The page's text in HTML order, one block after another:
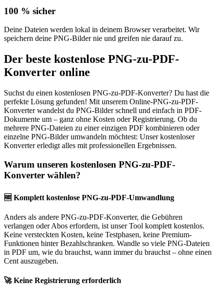
100 % sicher
Deine Dateien werden lokal in deinem Browser verarbeitet. Wir
speichern deine PNG-Bilder nie und greifen nie darauf zu.
Der beste kostenlose PNG-zu-PDF-
Konverter online
Suchst du einen kostenlosen PNG-zu-PDF-Konverter? Du hast die
perfekte Lösung gefunden! Mit unserem Online-PNG-zu-PDF-
Konverter wandelst du PNG-Bilder schnell und einfach in PDF-
Dokumente um – ganz ohne Kosten oder Registrierung. Ob du
mehrere PNG-Dateien zu einer einzigen PDF kombinieren oder
einzelne PNG-Bilder umwandeln möchtest: Unser kostenloser
Konverter erledigt alles mit professionellen Ergebnissen.
Warum unseren kostenlosen PNG-zu-PDF-
Konverter wählen?
🆓 Komplett kostenlose PNG-zu-PDF-Umwandlung
Anders als andere PNG-zu-PDF-Konverter, die Gebühren
verlangen oder Abos erfordern, ist unser Tool komplett kostenlos.
Keine versteckten Kosten, keine Testphasen, keine Premium-
Funktionen hinter Bezahlschranken. Wandle so viele PNG-Dateien
in PDF um, wie du brauchst, wann immer du brauchst – ohne einen
Cent auszugeben.
🚀Keine Registrierung erforderlich